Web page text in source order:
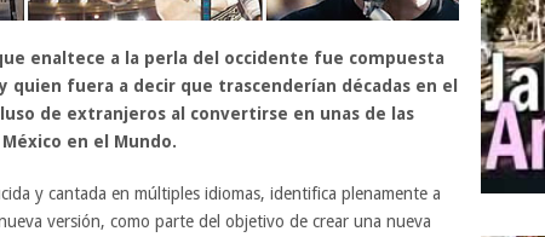
enaltece a la perla del occidente fue compuesta
quien fuera a decir que trascenderían décadas en el
de extranjeros al convertirse en unas de las
en el Mundo.
y cantada en múltiples idiomas, identifica plenamente a
versión, como parte del objetivo de crear una nueva